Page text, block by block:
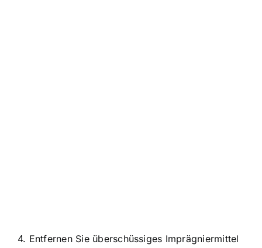
4. Entfernen Sie überschüssiges Imprägniermittel